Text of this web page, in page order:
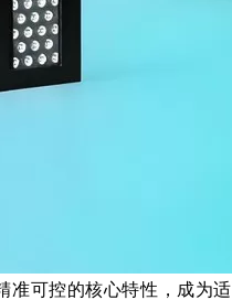
控的核心特性，成为适